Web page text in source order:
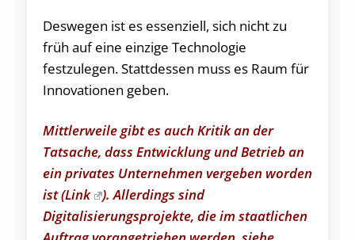
Deswegen ist es essenziell, sich nicht zu
früh auf eine einzige Technologie
festzulegen. Stattdessen muss es Raum für
Innovationen geben.
Mittlerweile gibt es auch Kritik an der
Tatsache, dass Entwicklung und Betrieb an
ein privates Unternehmen vergeben worden
ist (Link
). Allerdings sind
Digitalisierungsprojekte, die im staatlichen